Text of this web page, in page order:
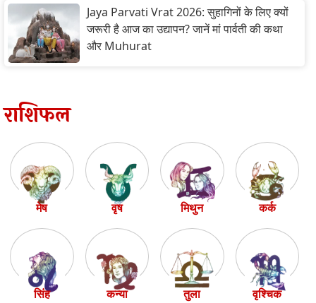
Jaya Parvati Vrat 2026: सुहागिनों के लिए क्यों
जरूरी है आज का उद्यापन? जानें मां पार्वती की कथा
और Muhurat
राशिफल
मेष वृष मिथुन कर्क
सिंह कन्या तुला वृश्चिक